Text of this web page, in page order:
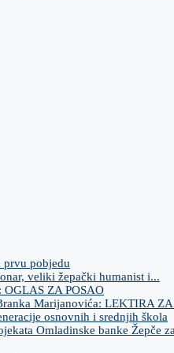
pobjedu
veliki žepački humanist i...
OGLAS ZA POSAO
Marijanovića: LEKTIRA
osnovnih i srednjih škola
Omladinske banke Žepče